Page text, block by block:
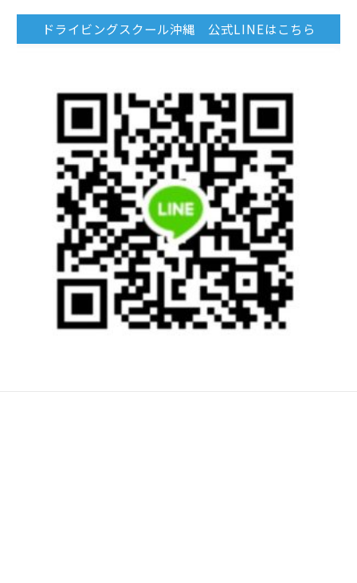
ドライビングスクール沖縄 公式LINEはこちら